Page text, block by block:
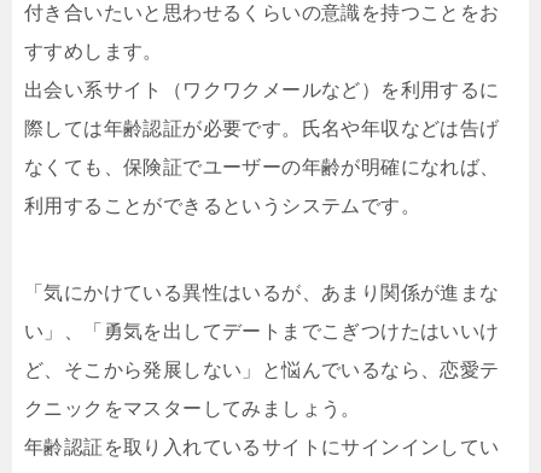
付き合いたいと思わせるくらいの意識を持つことをお
すすめします。
出会い系サイト（ワクワクメールなど）を利用するに
際しては年齢認証が必要です。氏名や年収などは告げ
なくても、保険証でユーザーの年齢が明確になれば、
利用することができるというシステムです。
「気にかけている異性はいるが、あまり関係が進まな
い」、「勇気を出してデートまでこぎつけたはいいけ
ど、そこから発展しない」と悩んでいるなら、恋愛テ
クニックをマスターしてみましょう。
年齢認証を取り入れているサイトにサインインしてい